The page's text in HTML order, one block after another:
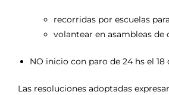
recorridas por escuelas
volantear en asambleas de
NO inicio con paro de 24 hs el
Las resoluciones adoptadas